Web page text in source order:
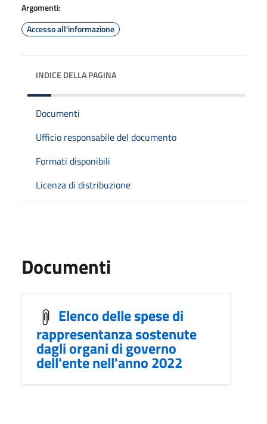
Argomenti:
Accesso all'informazione
INDICE DELLA PAGINA
Documenti
Ufficio responsabile del documento
Formati disponibili
Licenza di distribuzione
Documenti
Elenco delle spese di
rappresentanza sostenute
dagli organi di governo
dell'ente nell'anno 2022